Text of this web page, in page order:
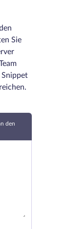
Sie
den